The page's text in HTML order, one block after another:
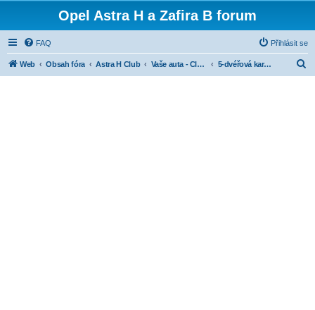
Opel Astra H a Zafira B forum
FAQ Přihlásit se
Web Obsah fóra Astra H Club Vaše auta - Club cars 5-dvéřová karoserie